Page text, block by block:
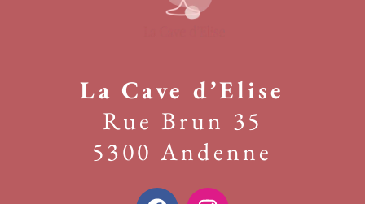
La Cave d’Elise
Rue Brun 35
5300 Andenne